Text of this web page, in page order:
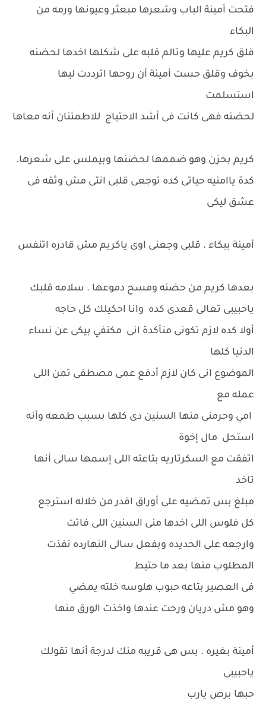
فتحت أمينة الباب وشعرها مبعثر وعيونها ورمه من
البكاء
قلق كريم عليها وتالم قلبه على شكلها اخدها لحضنه
بخوف وقلق حست أمينة أن روحها اترددت ليها
استسلمت
لحضنه فهى كانت فى أشد الاحتياج للاطمئنان أنه معاها
كريم بحزن وهو ضممها لحضنها وبيملس على شعرها.
كدة ياامنيه حياتى كده توجعى قلبى انتى مش وثقه فى
عشق ليكى
أمينة ببكاء . قلبى وجعنى اوى ياكريم مش قادره اتنفس
بعدها كريم من حضنه ومسح دموعها . سلامه قلبك
ياحبيبى تعالى قعدى كده وانا احكيلك كل حاجه
أولا كده لازم تكونى متأكدة انى مكتفي بيكى عن نساء
الدنيا كلها
الموضوع انى كان لازم أدفع عمى مصطفى تمن اللى
عمله مع
امي وحرمنى منها السنين دى كلها بسبب طمعه وأنه
استحل مال إخوة
اتفقت مع السكرتاريه بتاعته اللى إسمها سالى أنها
تاخد
مبلغ بس تمضيه على أوراق اقدر من خلاله استرجع
كل فلوس اللى اخدها منى السنين اللى فاتت
وارجعه على الحديده وبفعل سالى النهارده نفذت
المطلوب منها بعد ما حتيط
فى العصير بتاعه حبوب هلوسه خلته يمضي
وهو مش دريان ورحت عندها واخذت الورق منها
أمينة بغيره . بس هى قريبه منك لدرجة أنها تقولك
ياحبيبى
حبها برص يارب